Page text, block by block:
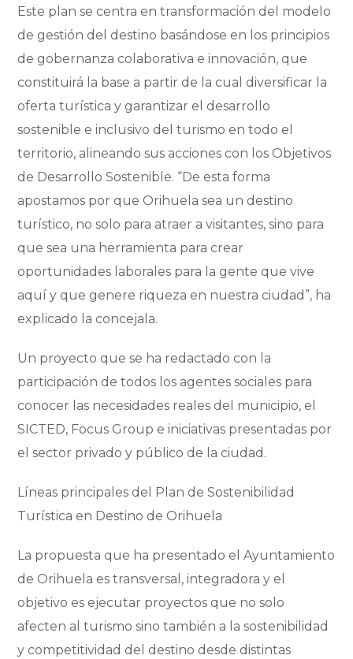
Este plan se centra en transformación del modelo
de gestión del destino basándose en los principios
de gobernanza colaborativa e innovación, que
constituirá la base a partir de la cual diversificar la
oferta turística y garantizar el desarrollo
sostenible e inclusivo del turismo en todo el
territorio, alineando sus acciones con los Objetivos
de Desarrollo Sostenible. “De esta forma
apostamos por que Orihuela sea un destino
turístico, no solo para atraer a visitantes, sino para
que sea una herramienta para crear
oportunidades laborales para la gente que vive
aquí y que genere riqueza en nuestra ciudad”, ha
explicado la concejala.
Un proyecto que se ha redactado con la
participación de todos los agentes sociales para
conocer las necesidades reales del municipio, el
SICTED, Focus Group e iniciativas presentadas por
el sector privado y público de la ciudad.
Líneas principales del Plan de Sostenibilidad
Turística en Destino de Orihuela
La propuesta que ha presentado el Ayuntamiento
de Orihuela es transversal, integradora y el
objetivo es ejecutar proyectos que no solo
afecten al turismo sino también a la sostenibilidad
y competitividad del destino desde distintas